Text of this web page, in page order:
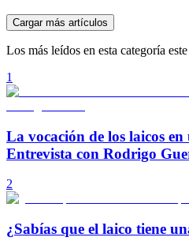
Cargar más artículos
Los más leídos en esta categoría
1
La vocación de los laicos
Entrevista con Rodrigo
2
¿Sabías que el laico tiene